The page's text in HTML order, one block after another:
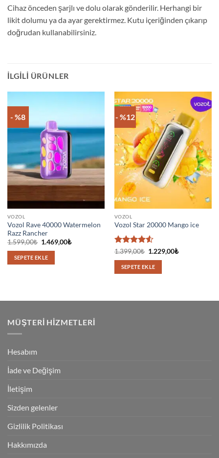
Cihaz önceden şarjlı ve dolu olarak gönderilir. Herhangi bir
likit dolumu ya da ayar gerektirmez. Kutu içeriğinden çıkarıp
doğrudan kullanabilirsiniz.
İLGILI ÜRÜNLER
- %8
VOZOL
Vozol Rave 40000 Watermelon
Razz Rancher
1.599,00₺ Orijinal
1.599,00₺.
1.469,00₺Şu
SEPETE EKLE
- %12
VOZOL
Vozol Star 20000 Mango ice
5
üzerinden
4.5oy
aldı
1.399,00₺ Orijinal
1.399,00₺.
1.229,00₺Şu
SEPETE EKLE
MÜŞTERI HIZMETLERI
Hesabım
İade ve Değişim
İletişim
Sizden gelenler
Gizlilik Politikası
Hakkımızda